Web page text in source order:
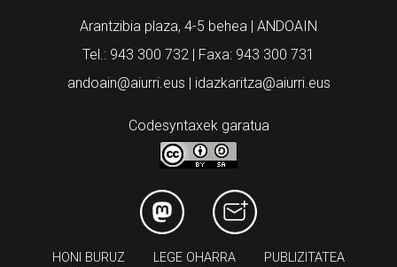
Arantzibia plaza, 4-5 behea | ANDOAIN
Tel.: 943 300 732 | Faxa: 943 300 731
andoain@aiurri.eus | idazkaritza@aiurri.eus
Codesyntaxek garatua
HONI BURUZ LEGE OHARRA PUBLIZITATEA